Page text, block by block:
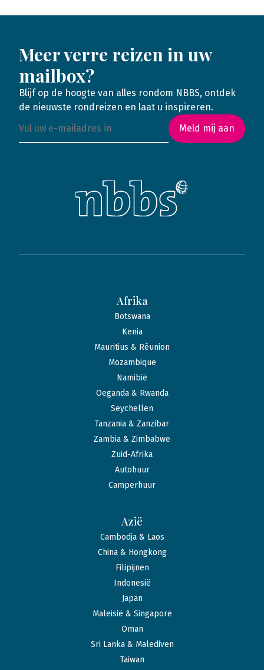
Meer verre reizen in uw
mailbox?
Blijf op de hoogte van alles rondom NBBS, ontdek
de nieuwste rondreizen en laat u inspireren.
Meld mij aan
Afrika
Botswana
Kenia
Mauritius & Réunion
Mozambique
Namibië
Oeganda & Rwanda
Seychellen
Tanzania & Zanzibar
Zambia & Zimbabwe
Zuid-Afrika
Autohuur
Camperhuur
Azië
Cambodja & Laos
China & Hongkong
Filipijnen
Indonesië
Japan
Maleisië & Singapore
Oman
Sri Lanka & Malediven
Taiwan